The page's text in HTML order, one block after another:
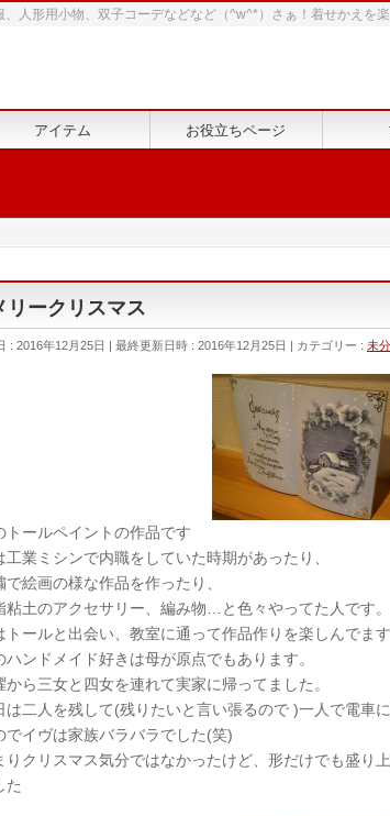
人形用小物、双子コーデなどなど（^w^*）さぁ！着せかえを
アイテム お役立ちページ
リークリスマス
: 2016年12月25日 最終更新日時 : 2016年12月25日 カテゴリー : 未
トールペイントの作品です
工業ミシンで内職をしていた時期があったり、
で絵画の様な作品を作ったり、
粘土のアクセサリー、編み物…と色々やってた人です。
トールと出会い、教室に通って作品作りを楽しんでます
ハンドメイド好きは母が原点でもあります。
から三女と四女を連れて実家に帰ってました。
は二人を残して(残りたいと言い張るので )一人で電車
でイヴは家族バラバラでした(笑)
りクリスマス気分ではなかったけど、形だけでも盛り
た